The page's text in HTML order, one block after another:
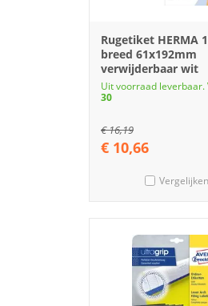
Rugetiket HERMA
breed 61x192mm
verwijderbaar wit
Uit voorraad leverbaar.
30
€16,19
€ 10,66
Vergelijken